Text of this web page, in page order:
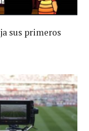
sus primeros